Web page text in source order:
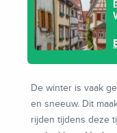
De winter is vaak
en sneeuw. Dit
rijden tijdens deze